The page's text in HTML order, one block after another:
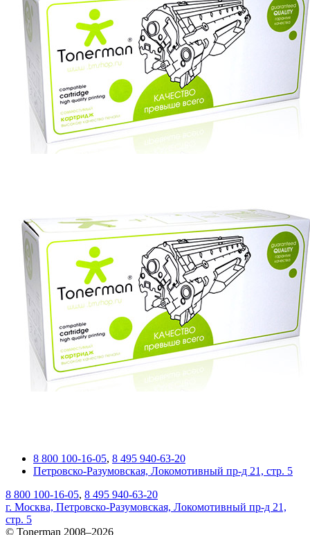
8 800 100-16-05, 8 495 940-63-20
Петровско-Разумовская, Локомотивный пр-д 21, стр. 5
8 800 100-16-05, 8 495 940-63-20
г. Москва, Петровско-Разумовская, Локомотивный пр-д 21,
стр. 5
© Tonerman 2008–2026